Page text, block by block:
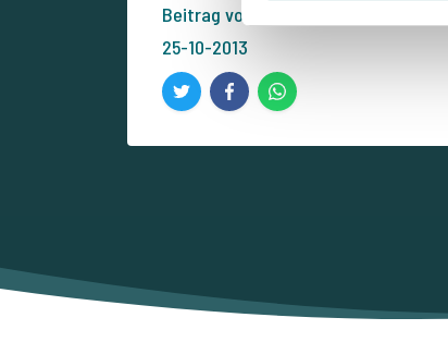
Beitrag von The Carp Specialist
25-10-2013